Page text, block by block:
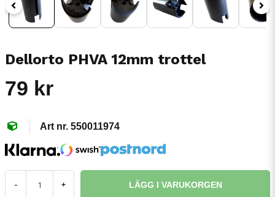
Dellorto PHVA 12mm trottel
79 kr
550011974
- + LÄGG I VARUKORGEN